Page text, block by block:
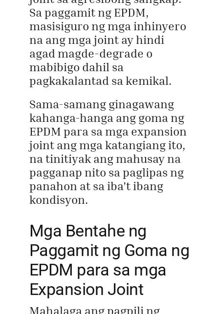
Sa paggamit ng EPDM,
masisiguro ng mga inhinyero
na ang mga joint ay hindi
agad magde-degrade o
mabibigo dahil sa
pagkakalantad sa kemikal.
Sama-samang ginagawang
kahanga-hanga ang goma ng
EPDM para sa mga expansion
joint ang mga katangiang ito,
na tinitiyak ang mahusay na
pagganap nito sa paglipas ng
panahon at sa iba’t ibang
kondisyon.
Mga Bentahe ng
Paggamit ng Goma ng
EPDM para sa mga
Expansion Joint
Mahalaga ang pagpili ng